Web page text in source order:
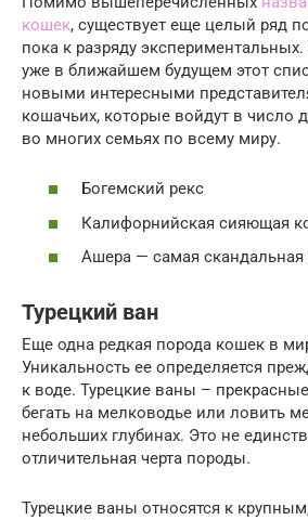
кошек, существует еще целый ряд
пока к разряду
уже в ближайшем будущем этот
новыми интересными
кошачьих, которые войдут в
во многих семьях по всему миру.
Богемский рекс
Калифорнийская сияющая
Ашера — cамая
Турецкий ван
Еще одна редкая порода кошек в
Уникальность ее определяется
к воде. Турецкие ваны –
бегать на мелководье или ловить
небольших глубинах. Это не
отличительная черта породы.
Турецкие ваны относятся к